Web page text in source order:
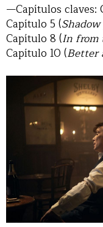
—Capítulos claves:
Capítulo 5 (
Capítulo 8 (In from
Capítulo 10 (Better